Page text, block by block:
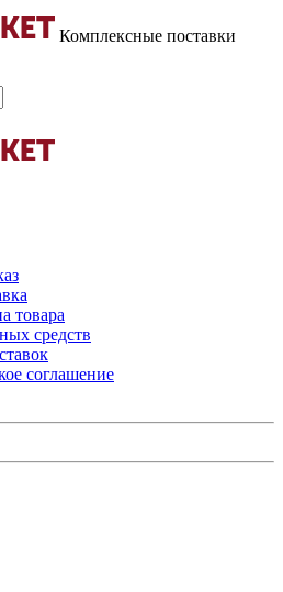
Комплексные поставки
товара
средств
соглашение